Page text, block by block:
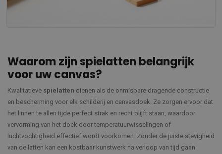
Waarom zijn spielatten belangrijk
voor uw canvas?
Kwalitatieve spielatten dienen als de onmisbare dragende constructie
en bescherming voor elk schilderij en canvasdoek. Ze zorgen ervoor dat
het linnen te allen tijde perfect strak en recht blijft staan, waardoor
vervorming van het doek door temperatuurwisselingen of
luchtvochtigheid effectief wordt voorkomen. Zonder de juiste stevigheid
van de latten kan een kostbaar kunstwerk na verloop van tijd gaan